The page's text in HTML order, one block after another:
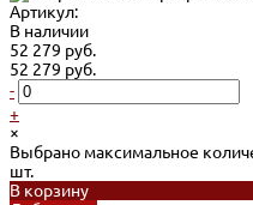
Артикул:
В наличии
52 279 руб.
52 279 руб.
-
+
×
Выбрано максимальное
шт.
В корзину